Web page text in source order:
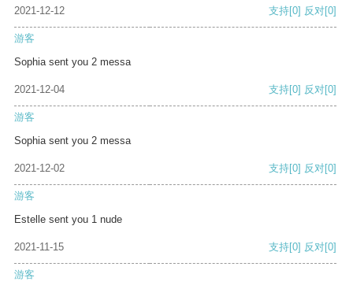
2021-12-12 支持[0] 反对[0]
游客
Sophia sent you 2 messa
2021-12-04 支持[0] 反对[0]
游客
Sophia sent you 2 messa
2021-12-02 支持[0] 反对[0]
游客
Estelle sent you 1 nude
2021-11-15 支持[0] 反对[0]
游客